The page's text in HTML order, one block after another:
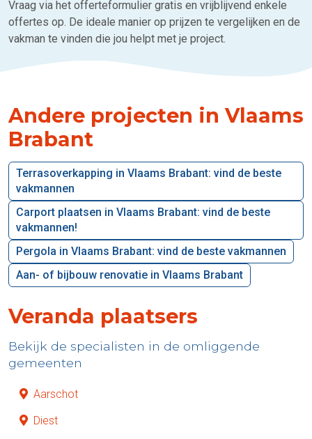
Vraag via het offerteformulier gratis en vrijblijvend enkele
offertes op. De ideale manier op prijzen te vergelijken en de
vakman te vinden die jou helpt met je project.
Andere projecten in Vlaams
Brabant
Terrasoverkapping in Vlaams Brabant: vind de beste
vakmannen
Carport plaatsen in Vlaams Brabant: vind de beste
vakmannen!
Pergola in Vlaams Brabant: vind de beste vakmannen
Aan- of bijbouw renovatie in Vlaams Brabant
Veranda plaatsers
Bekijk de specialisten in de omliggende
gemeenten
Aarschot
Diest